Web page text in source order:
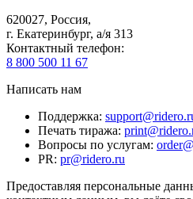
620027, Россия,
г. Екатеринбург, а/я 313
Контактный телефон:
8 800 500 11 67
Написать нам
Поддержка:
Печать тиража:
Вопросы по услугам:
PR: pr@ridero.ru
Предоставляя персональные